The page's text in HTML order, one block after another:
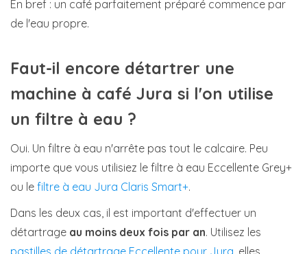
En bref : un café parfaitement préparé commence par
de l'eau propre.
Faut-il encore détartrer une
machine à café Jura si l'on utilise
un filtre à eau ?
Oui. Un filtre à eau n'arrête pas tout le calcaire. Peu
importe que vous utilisiez le filtre à eau Eccellente Grey+
ou le filtre à eau Jura Claris Smart+.
Dans les deux cas, il est important d'effectuer un
détartrage au moins deux fois par an. Utilisez les
pastilles de détartrage Eccellente pour Jura , elles